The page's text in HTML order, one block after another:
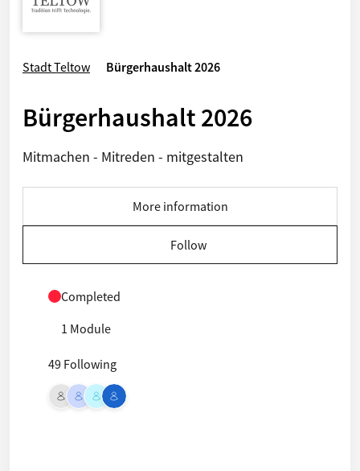
Stadt Teltow Bürgerhaushalt 2026
Bürgerhaushalt 2026
Mitmachen - Mitreden - mitgestalten
More information
Follow
Completed
1 Module
49 Following